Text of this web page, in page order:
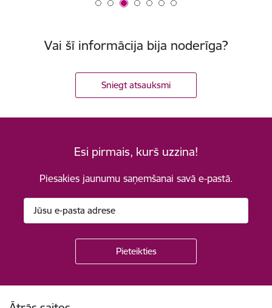
Vai šī informācija bija noderīga?
Sniegt atsauksmi
Esi pirmais, kurš uzzina!
Piesakies jaunumu saņemšanai savā e-pastā.